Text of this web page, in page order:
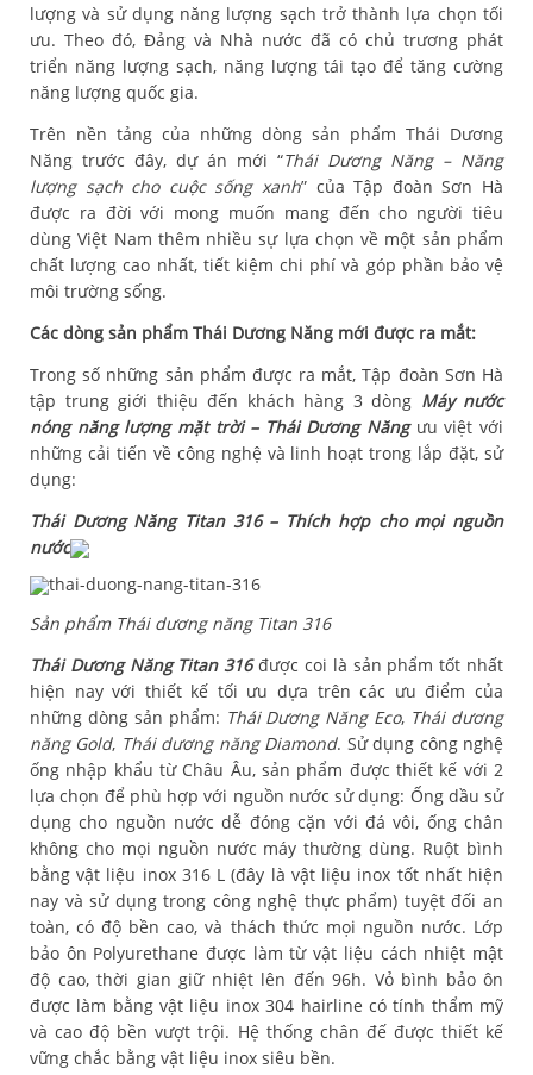
lượng và sử dụng năng lượng sạch trở thành lựa chọn tối
ưu. Theo đó, Đảng và Nhà nước đã có chủ trương phát
triển năng lượng sạch, năng lượng tái tạo để tăng cường
năng lượng quốc gia.
Trên nền tảng của những dòng sản phẩm Thái Dương
Năng trước đây, dự án mới “Thái Dương Năng – Năng
lượng sạch cho cuộc sống xanh” của Tập đoàn Sơn Hà
được ra đời với mong muốn mang đến cho người tiêu
dùng Việt Nam thêm nhiều sự lựa chọn về một sản phẩm
chất lượng cao nhất, tiết kiệm chi phí và góp phần bảo vệ
môi trường sống.
Các dòng sản phẩm Thái Dương Năng mới được ra mắt:
Trong số những sản phẩm được ra mắt, Tập đoàn Sơn Hà
tập trung giới thiệu đến khách hàng 3 dòng Máy nước
nóng năng lượng mặt trời – Thái Dương Năngưu việt với
những cải tiến về công nghệ và linh hoạt trong lắp đặt, sử
dụng:
Thái Dương Năng Titan 316 – Thích hợp cho mọi nguồn
nước
Sản phẩm Thái dương năng Titan 316
Thái Dương Năng Titan 316được coi là sản phẩm tốt nhất
hiện nay với thiết kế tối ưu dựa trên các ưu điểm của
những dòng sản phẩm: Thái Dương Năng Eco, Thái dương
năng Gold, Thái dương năng Diamond. Sử dụng công nghệ
ống nhập khẩu từ Châu Âu, sản phẩm được thiết kế với 2
lựa chọn để phù hợp với nguồn nước sử dụng: Ống dầu sử
dụng cho nguồn nước dễ đóng cặn với đá vôi, ống chân
không cho mọi nguồn nước máy thường dùng. Ruột bình
bằng vật liệu inox 316 L (đây là vật liệu inox tốt nhất hiện
nay và sử dụng trong công nghệ thực phẩm) tuyệt đối an
toàn, có độ bền cao, và thách thức mọi nguồn nước. Lớp
bảo ôn Polyurethane được làm từ vật liệu cách nhiệt mật
độ cao, thời gian giữ nhiệt lên đến 96h. Vỏ bình bảo ôn
được làm bằng vật liệu inox 304 hairline có tính thẩm mỹ
và cao độ bền vượt trội. Hệ thống chân đế được thiết kế
vững chắc bằng vật liệu inox siêu bền.